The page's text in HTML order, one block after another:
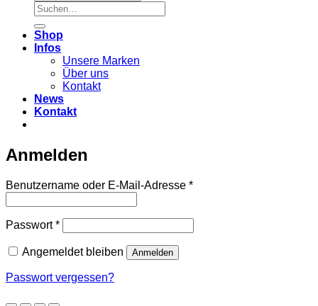
Suchen
nach:
Shop
Infos
Unsere Marken
Über uns
Kontakt
News
Kontakt
Anmelden
Benutzername oder E-Mail-Adresse *Erforderlich
Passwort*Erforderlich
Angemeldet bleiben Anmelden
Passwort vergessen?